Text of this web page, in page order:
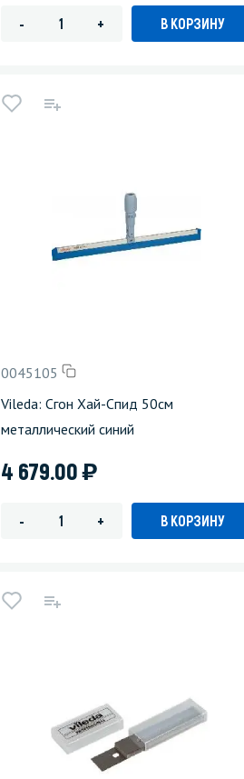
- + В КОРЗИНУ
0045105
Vileda: Сгон Хай-Спид 50см
металлический синий
4 679.00)
- + В КОРЗИНУ